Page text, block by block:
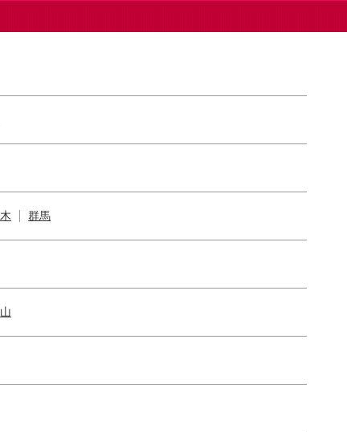
群馬